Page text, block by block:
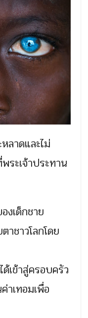
ลาดและไม่
ระเจ้าประทาน
เด็กชาย
ชาวโลกโดย
ด้เข้าสู่ครอบครัว
าเทอมเพื่อ